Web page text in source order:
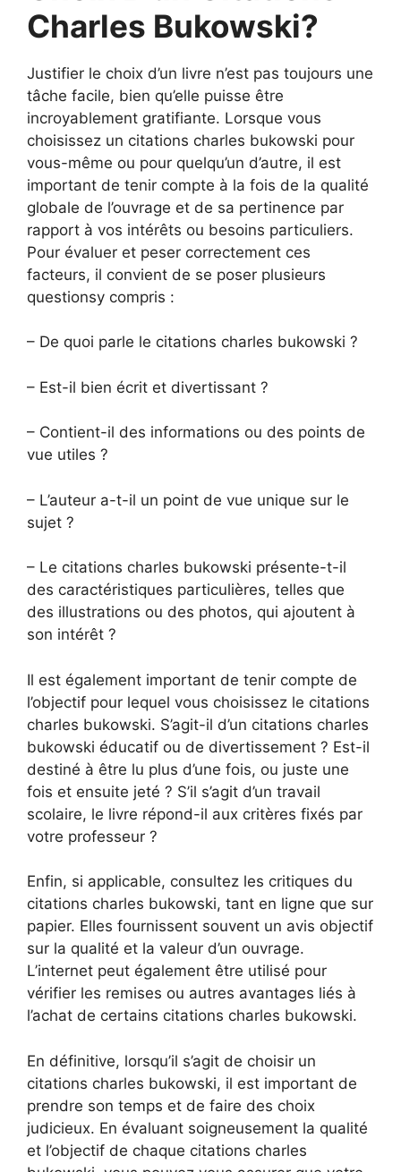
Charles Bukowski?
Justifier le choix d’un livre n’est pas toujours une
tâche facile, bien qu’elle puisse être
incroyablement gratifiante. Lorsque vous
choisissez un citations charles bukowski pour
vous-même ou pour quelqu’un d’autre, il est
important de tenir compte à la fois de la qualité
globale de l’ouvrage et de sa pertinence par
rapport à vos intérêts ou besoins particuliers.
Pour évaluer et peser correctement ces
facteurs, il convient de se poser plusieurs
questionsy compris :
– De quoi parle le citations charles bukowski ?
– Est-il bien écrit et divertissant ?
– Contient-il des informations ou des points de
vue utiles ?
– L’auteur a-t-il un point de vue unique sur le
sujet ?
– Le citations charles bukowski présente-t-il
des caractéristiques particulières, telles que
des illustrations ou des photos, qui ajoutent à
son intérêt ?
Il est également important de tenir compte de
l’objectif pour lequel vous choisissez le citations
charles bukowski. S’agit-il d’un citations charles
bukowski éducatif ou de divertissement ? Est-il
destiné à être lu plus d’une fois, ou juste une
fois et ensuite jeté ? S’il s’agit d’un travail
scolaire, le livre répond-il aux critères fixés par
votre professeur ?
Enfin, si applicable, consultez les critiques du
citations charles bukowski, tant en ligne que sur
papier. Elles fournissent souvent un avis objectif
sur la qualité et la valeur d’un ouvrage.
L’internet peut également être utilisé pour
vérifier les remises ou autres avantages liés à
l’achat de certains citations charles bukowski.
En définitive, lorsqu’il s’agit de choisir un
citations charles bukowski, il est important de
prendre son temps et de faire des choix
judicieux. En évaluant soigneusement la qualité
et l’objectif de chaque citations charles